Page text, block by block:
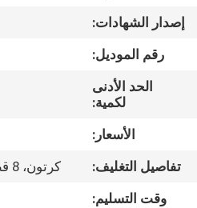
عرض
الواقع
الافتراضي
معلومات
عنا
إصدار الشهادات:
رقم الموديل:
الحد الأدنى
لكمية:
الأسعار:
تفاصيل التغليف:
كرتون، 8 قطع في كرتونة رئيسية واحدة
وقت التسليم: